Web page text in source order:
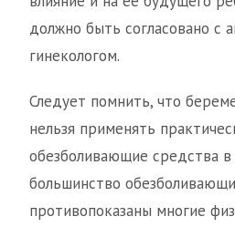
должно быть согласовано с
гинекологом.
Следует помнить, что
нельзя применять
обезболивающие средства в
большинство
противопоказаны многие